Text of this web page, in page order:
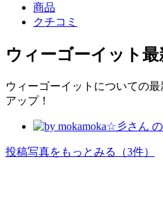
商品
クチコミ
ウィーゴーイット最
ウィーゴーイットについての
アップ！
投稿写真をもっとみる （3件）